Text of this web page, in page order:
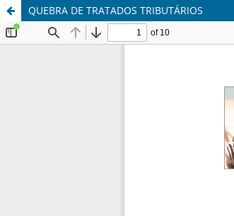
QUEBRA DE TRATADOS TRIBUTÁRIOS